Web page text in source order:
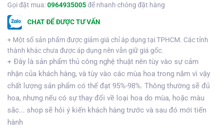
Gọi đặt mua:0964935005để nhanh chóng đặt hàng
CHAT ĐỂ ĐƯỢC TƯ VẤN
+ Một số sản phẩm được giảm giá chỉ áp dụng tại TPHCM. Các tỉnh
thành khác chưa được áp dụng nên vẫn giữ giá gốc.
+ Đây là sản phẩm thủ công nghệ thuật nên tùy vào sự cảm
nhận của khách hàng, và tùy vào các mùa hoa trong năm vì vậy
chất lượng sản phẩm có thể đạt 95%-98%. Thông thường sẽ đủ
hoa, nhưng nếu có sự thay đổi về loại hoa do mùa, hoặc màu
sắc... shop sẽ hỏi ý kiến khách hàng trước và sau đó mới tiến
hành